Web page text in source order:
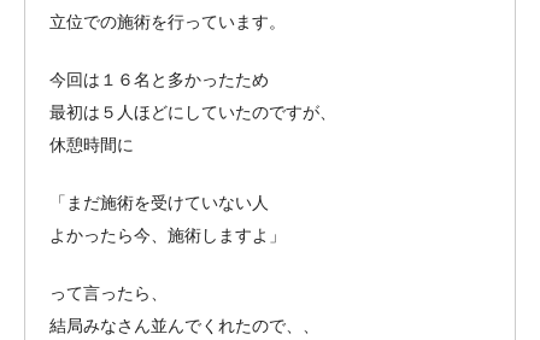
立位での施術を行っています。
今回は１６名と多かったため
最初は５人ほどにしていたのですが、
休憩時間に
「まだ施術を受けていない人
よかったら今、施術しますよ」
って言ったら、
結局みなさん並んでくれたので、、